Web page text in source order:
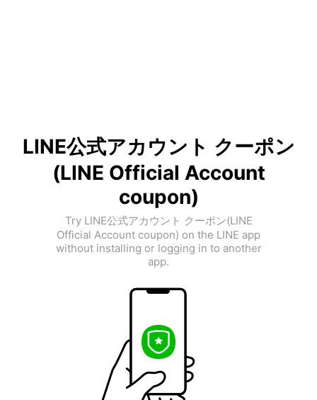
LINE公式アカウント クーポン
(LINE Official Account
coupon)
Try LINE公式アカウント クーポン(LINE
Official Account coupon) on the LINE app
without installing or logging in to another
app.